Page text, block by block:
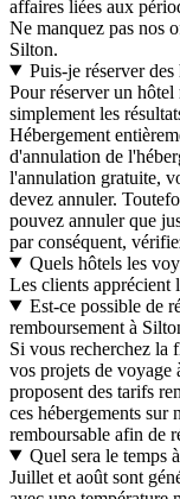
affaires liées aux
Ne manquez pas nos
Silton.
Puis-je réserver
Pour réserver un
simplement les
Hébergement
d'annulation de
l'annulation gratuite,
devez annuler.
pouvez annuler que
par conséquent,
Quels hôtels les
Les clients apprécient
Est-ce possible de
remboursement à
Si vous recherchez la
vos projets de voyage
proposent des tarifs
ces hébergements sur
remboursable afin de
Quel sera le temps
Juillet et août sont